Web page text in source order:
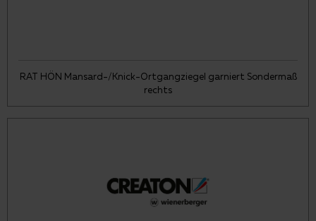
RAT HÖN Mansard-/Knick-Ortgangziegel garniert Sondermaß
rechts